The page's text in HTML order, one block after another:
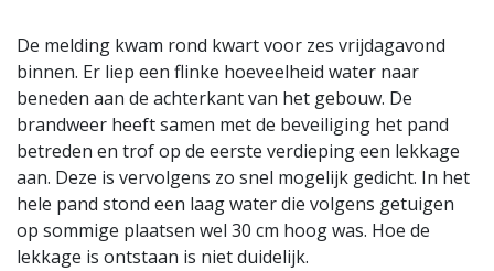
De melding kwam rond kwart voor zes vrijdagavond
binnen. Er liep een flinke hoeveelheid water naar
beneden aan de achterkant van het gebouw. De
brandweer heeft samen met de beveiliging het pand
betreden en trof op de eerste verdieping een lekkage
aan. Deze is vervolgens zo snel mogelijk gedicht. In het
hele pand stond een laag water die volgens getuigen
op sommige plaatsen wel 30 cm hoog was. Hoe de
lekkage is ontstaan is niet duidelijk.